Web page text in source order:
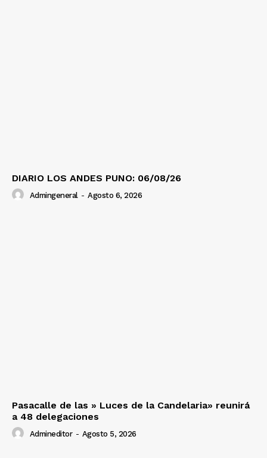
DIARIO LOS ANDES PUNO: 06/08/26
Admingeneral - Agosto 6, 2026
Pasacalle de las » Luces de la Candelaria» reunirá
a 48 delegaciones
Admineditor - Agosto 5, 2026